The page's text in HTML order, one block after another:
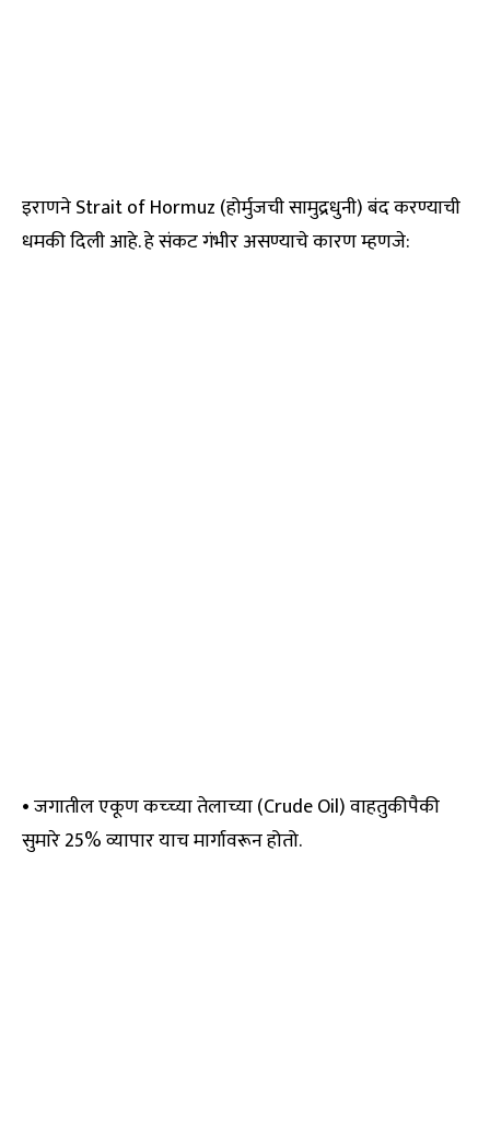
इराणने Strait of Hormuz (होर्मुजची सामुद्रधुनी) बंद करण्याची
धमकी दिली आहे. हे संकट गंभीर असण्याचे कारण म्हणजे:
• जगातील एकूण कच्च्या तेलाच्या (Crude Oil) वाहतुकीपैकी
सुमारे 25% व्यापार याच मार्गावरून होतो.